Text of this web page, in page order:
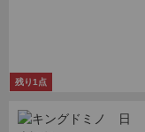
残り1点